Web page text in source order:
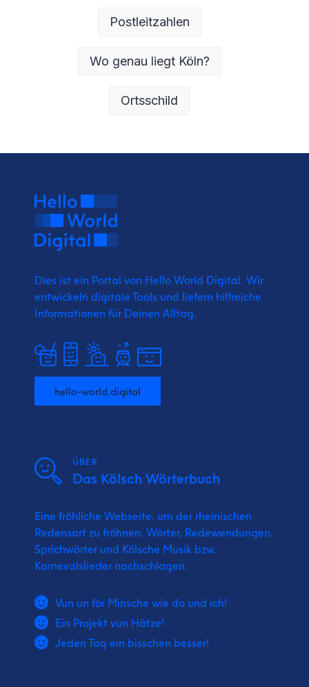
Postleitzahlen
Wo genau liegt Köln?
Ortsschild
Dies ist ein Portal von Hello World Digital. Wir
entwickeln digitale Tools und liefern hilfreiche
Informationen für Deinen Alltag.
hello-world.digital
ÜBER
Das Kölsch Wörterbuch
Eine fröhliche Webseite, um der rheinischen
Redensart zu fröhnen. Wörter, Redewendungen,
Sprichwörter und Kölsche Musik bzw.
Karnevalslieder nachschlagen.
Vun un för Minsche wie do und ich!
Ein Projekt vun Hätze!
Jeden Tag ein bisschen besser!